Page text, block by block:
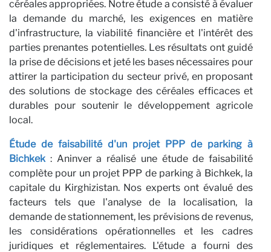
céréales appropriées. Notre étude a consisté à évaluer
la demande du marché, les exigences en matière
d'infrastructure, la viabilité financière et l'intérêt des
parties prenantes potentielles. Les résultats ont guidé
la prise de décisions et jeté les bases nécessaires pour
attirer la participation du secteur privé, en proposant
des solutions de stockage des céréales efficaces et
durables pour soutenir le développement agricole
local.
Étude de faisabilité d'un projet PPP de parking à
Bichkek: Aninver a réalisé une étude de faisabilité
complète pour un projet PPP de parking à Bichkek, la
capitale du Kirghizistan. Nos experts ont évalué des
facteurs tels que l'analyse de la localisation, la
demande de stationnement, les prévisions de revenus,
les considérations opérationnelles et les cadres
juridiques et réglementaires. L'étude a fourni des